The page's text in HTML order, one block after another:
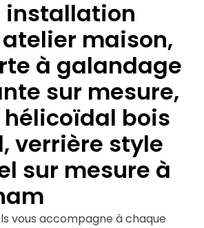
installation
maison,
à galandage
sur mesure,
bois
verrière style
sur mesure à
vous accompagne à chaque